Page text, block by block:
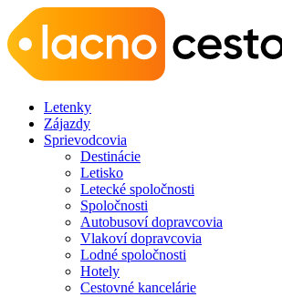
Letenky
Zájazdy
Sprievodcovia
Destinácie
Letisko
Letecké spoločnosti
Spoločnosti
Autobusoví dopravcovia
Vlakoví dopravcovia
Lodné spoločnosti
Hotely
Cestovné kancelárie